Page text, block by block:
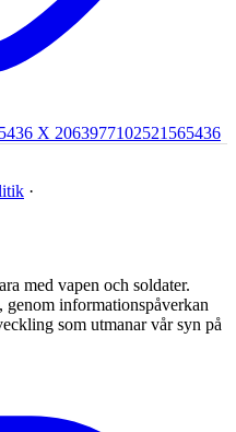
X 2063977102521565436
·
med vapen och soldater.
genom informationspåverkan
som utmanar vår syn på